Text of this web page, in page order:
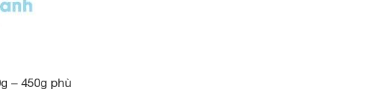
– 450g phù